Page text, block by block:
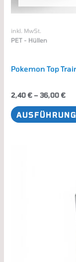
inkl. MwSt.
PET - Hüllen
Pokemon Top
2,40 € –36,00 €